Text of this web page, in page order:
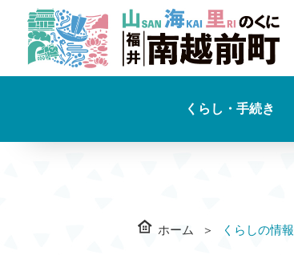
くらし・手続き
ホーム くらしの情報